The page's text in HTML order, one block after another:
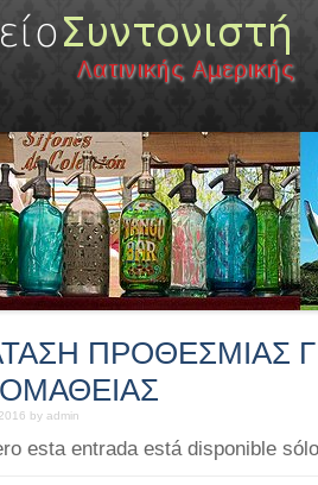
ΠΡΟΘΕΣΜΙΑΣ
by admin
esta entrada está disponible